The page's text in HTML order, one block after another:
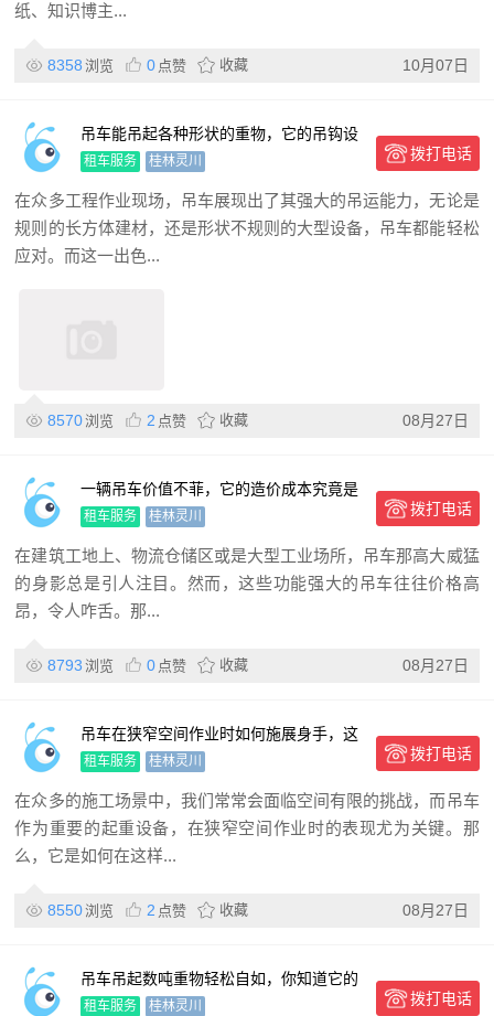
纸、知识博主...
8358 浏览 0 点赞 收藏 10月07日
吊车能吊起各种形状的重物，它的吊钩设
计有什么神秘之处？
租车服务 桂林灵川 拨打电话
在众多工程作业现场，吊车展现出了其强大的吊运能力，无论是
规则的长方体建材，还是形状不规则的大型设备，吊车都能轻松
应对。而这一出色...
8570浏览 2 点赞 收藏 08月27日
一辆吊车价值不菲，它的造价成本究竟是
怎么计算的呢？
租车服务 桂林灵川 拨打电话
在建筑工地上、物流仓储区或是大型工业场所，吊车那高大威猛
的身影总是引人注目。然而，这些功能强大的吊车往往价格高
昂，令人咋舌。那...
8793 浏览 0 点赞 收藏 08月27日
吊车在狭窄空间作业时如何施展身手，这
难道不值得探究吗？
租车服务 桂林灵川 拨打电话
在众多的施工场景中，我们常常会面临空间有限的挑战，而吊车
作为重要的起重设备，在狭窄空间作业时的表现尤为关键。那
么，它是如何在这样...
8550浏览 2 点赞 收藏 08月27日
吊车吊起数吨重物轻松自如，你知道它的
极限到底在哪里吗？
租车服务 桂林灵川 拨打电话